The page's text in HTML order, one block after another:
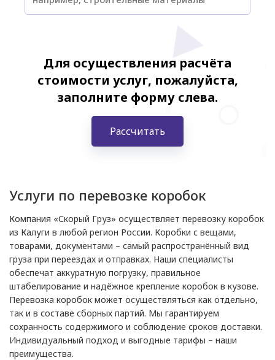
Для осуществления расчёта
стоимости услуг, пожалуйста,
заполните форму слева.
Рассчитать
Услуги по перевозке коробок
Компания «Скорый Груз» осуществляет перевозку коробок
из Калуги в любой регион России. Коробки с вещами,
товарами, документами – самый распространённый вид
груза при переездах и отправках. Наши специалисты
обеспечат аккуратную погрузку, правильное
штабелирование и надёжное крепление коробок в кузове.
Перевозка коробок может осуществляться как отдельно,
так и в составе сборных партий. Мы гарантируем
сохранность содержимого и соблюдение сроков доставки.
Индивидуальный подход и выгодные тарифы – наши
преимущества.